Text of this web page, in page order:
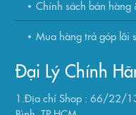
Chính sách bán hàng
Mua hàng trả góp lãi
Đại Lý Chính
1.Địa chỉ Shop : 66/22/